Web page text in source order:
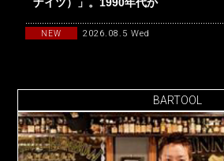
NEW 2026.08.5 Wed
BARTOOL